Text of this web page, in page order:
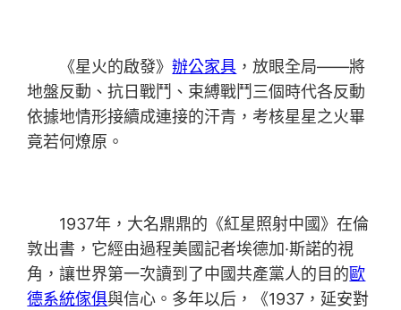
《星火的啟發》辦公家具 ，放眼全局——將
地盤反動、抗日戰鬥、束縛戰鬥三個時代各反動
依據地情形接續成連接的汗青，考核星星之火畢
竟若何燎原。
1937年，大名鼎鼎的《紅星照射中國》在倫
敦出書，它經由過程美國記者埃德加·斯諾的視
角，讓世界第一次讀到了中國共產黨人的目的歐
德系統傢俱與信心。多年以后，《1937，延安對